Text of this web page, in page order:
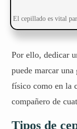
El cepillado es vital
Por ello, dedicar
puede marcar
físico como en la
compañero de
Tipos de